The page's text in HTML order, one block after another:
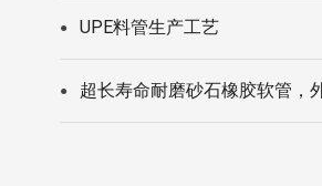
● UPE料管生产工艺
● 超长寿命耐磨砂石橡胶软管，